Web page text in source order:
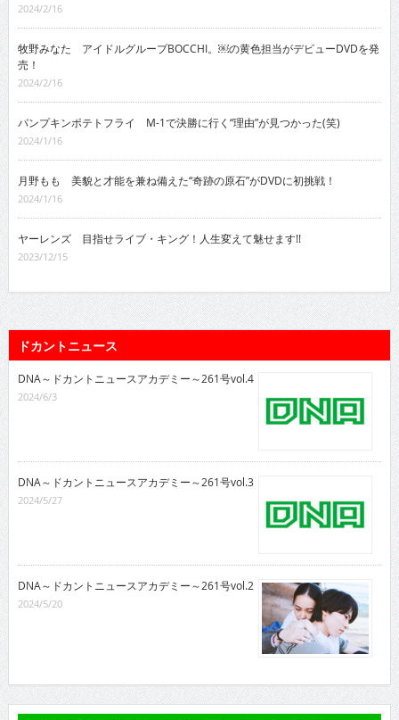
2024/2/16
牧野みなた アイドルグループBOCCHI。￼の黄色担当がデビューDVDを発
売！
2024/2/16
パンプキンポテトフライ M-1で決勝に行く“理由”が見つかった(笑)
2024/1/16
月野もも 美貌と才能を兼ね備えた“奇跡の原石”がDVDに初挑戦！
2024/1/16
ヤーレンズ 目指せライブ・キング！人生変えて魅せます!!
2023/12/15
ドカントニュース
DNA～ドカントニュースアカデミー～261号vol.4
2024/6/3
DNA～ドカントニュースアカデミー～261号vol.3
2024/5/27
DNA～ドカントニュースアカデミー～261号vol.2
2024/5/20